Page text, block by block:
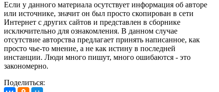
Если у данного материала осутствует информация об авторе
или источнике, значит он был просто скопирован в сети
Интернет с других сайтов и представлен в сборнике
исключительно для ознакомления. В данном случае
отсутствие авторства предлагает принять написанное, как
просто чье-то мнение, а не как истину в последней
инстанции. Люди много пишут, много ошибаются - это
закономерно.
Поделиться: